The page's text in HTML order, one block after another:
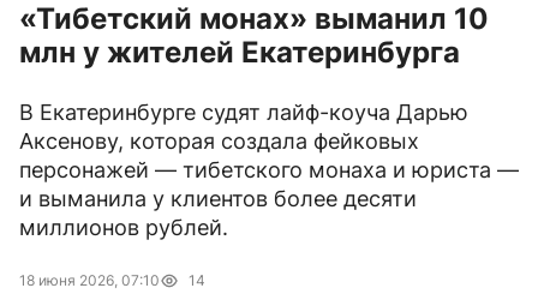
«Тибетский монах» выманил 10
млн у жителей Екатеринбурга
В Екатеринбурге судят лайф-коуча Дарью
Аксенову, которая создала фейковых
персонажей — тибетского монаха и юриста —
и выманила у клиентов более десяти
миллионов рублей.
18 июня 2026, 07:10 14